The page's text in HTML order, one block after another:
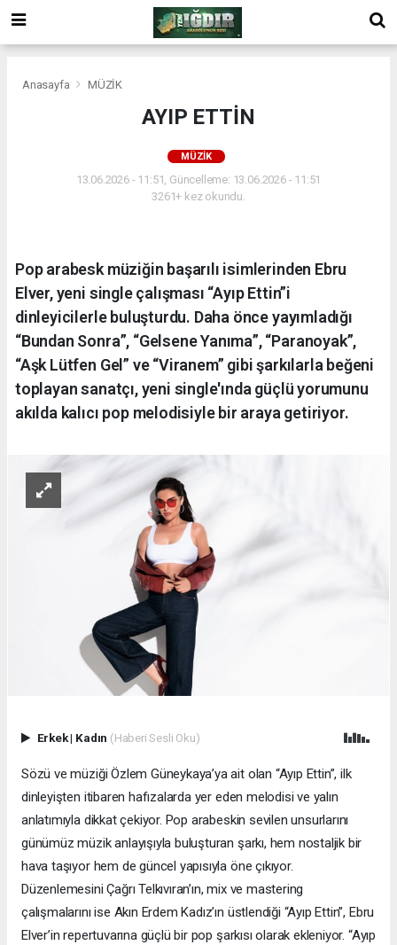
Anasayfa MÜZİK
AYIP ETTİN
MÜZİK
13.06.2026 - 11:51, Güncelleme: 13.06.2026 - 11:51
3261+ kez okundu.
Pop arabesk müziğin başarılı isimlerinden Ebru
Elver, yeni single çalışması “Ayıp Ettin”i
dinleyicilerle buluşturdu. Daha önce yayımladığı
“Bundan Sonra”, “Gelsene Yanıma”, “Paranoyak”,
“Aşk Lütfen Gel” ve “Viranem” gibi şarkılarla beğeni
toplayan sanatçı, yeni single'ında güçlü yorumunu
akılda kalıcı pop melodisiyle bir araya getiriyor.
Erkek| Kadın (Haberi Sesli Oku)
Sözü ve müziği Özlem Güneykaya’ya ait olan “Ayıp Ettin”, ilk
dinleyişten itibaren hafızalarda yer eden melodisi ve yalın
anlatımıyla dikkat çekiyor. Pop arabeskin sevilen unsurlarını
günümüz müzik anlayışıyla buluşturan şarkı, hem nostaljik bir
hava taşıyor hem de güncel yapısıyla öne çıkıyor.
Düzenlemesini Çağrı Telkıvıran’ın, mix ve mastering
çalışmalarını ise Akın Erdem Kadız’ın üstlendiği “Ayıp Ettin”, Ebru
Elver’in repertuvarına güçlü bir pop şarkısı olarak ekleniyor. “Ayıp